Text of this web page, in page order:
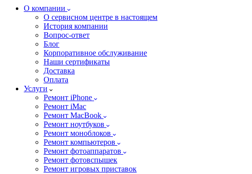
О компании
О сервисном центре в настоящем
История компании
Вопрос-ответ
Блог
Корпоративное обслуживание
Наши сертификаты
Доставка
Оплата
Услуги
Ремонт iPhone
Ремонт iMac
Ремонт MacBook
Ремонт ноутбуков
Ремонт моноблоков
Ремонт компьютеров
Ремонт фотоаппаратов
Ремонт фотовспышек
Ремонт игровых приставок